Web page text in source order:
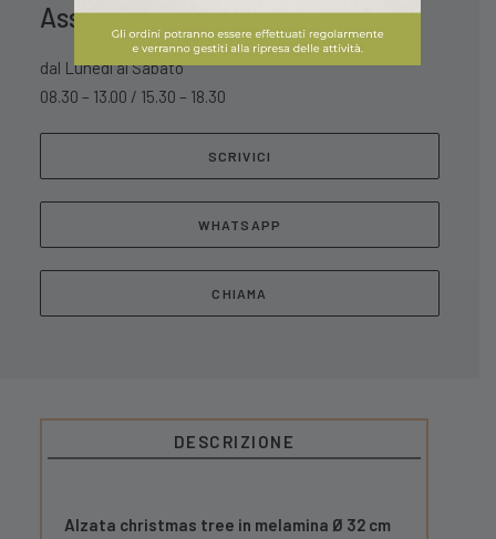
Assistenza Clienti
dal Lunedì al Sabato
08.30 – 13.00 / 15.30 – 18.30
SCRIVICI
WHATSAPP
CHIAMA
DESCRIZIONE
Alzata christmas tree in melamina Ø 32 cm